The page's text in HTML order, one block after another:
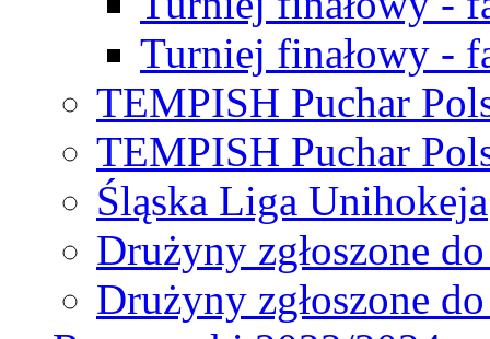
Turniej finałowy -
TEMPISH Puchar
TEMPISH Puchar
Śląska Liga Unihokeja
Drużyny zgłoszone
Drużyny zgłoszone